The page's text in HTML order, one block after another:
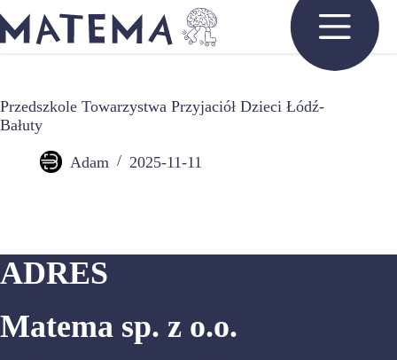
do
treści
Przedszkole Towarzystwa Przyjaciół Dzieci Łódź-
Bałuty
Adam 2025-11-11
ADRES
Matema sp. z o.o.